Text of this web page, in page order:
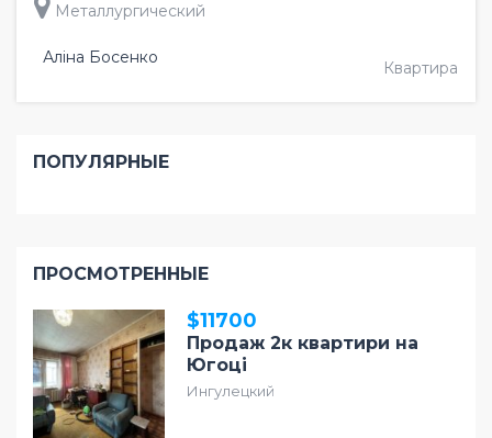
Металлургический
Аліна Босенко
Квартира
ПОПУЛЯРНЫЕ
ПРОСМОТРЕННЫЕ
$11700
Продаж 2к квартири на
Югоці
Ингулецкий